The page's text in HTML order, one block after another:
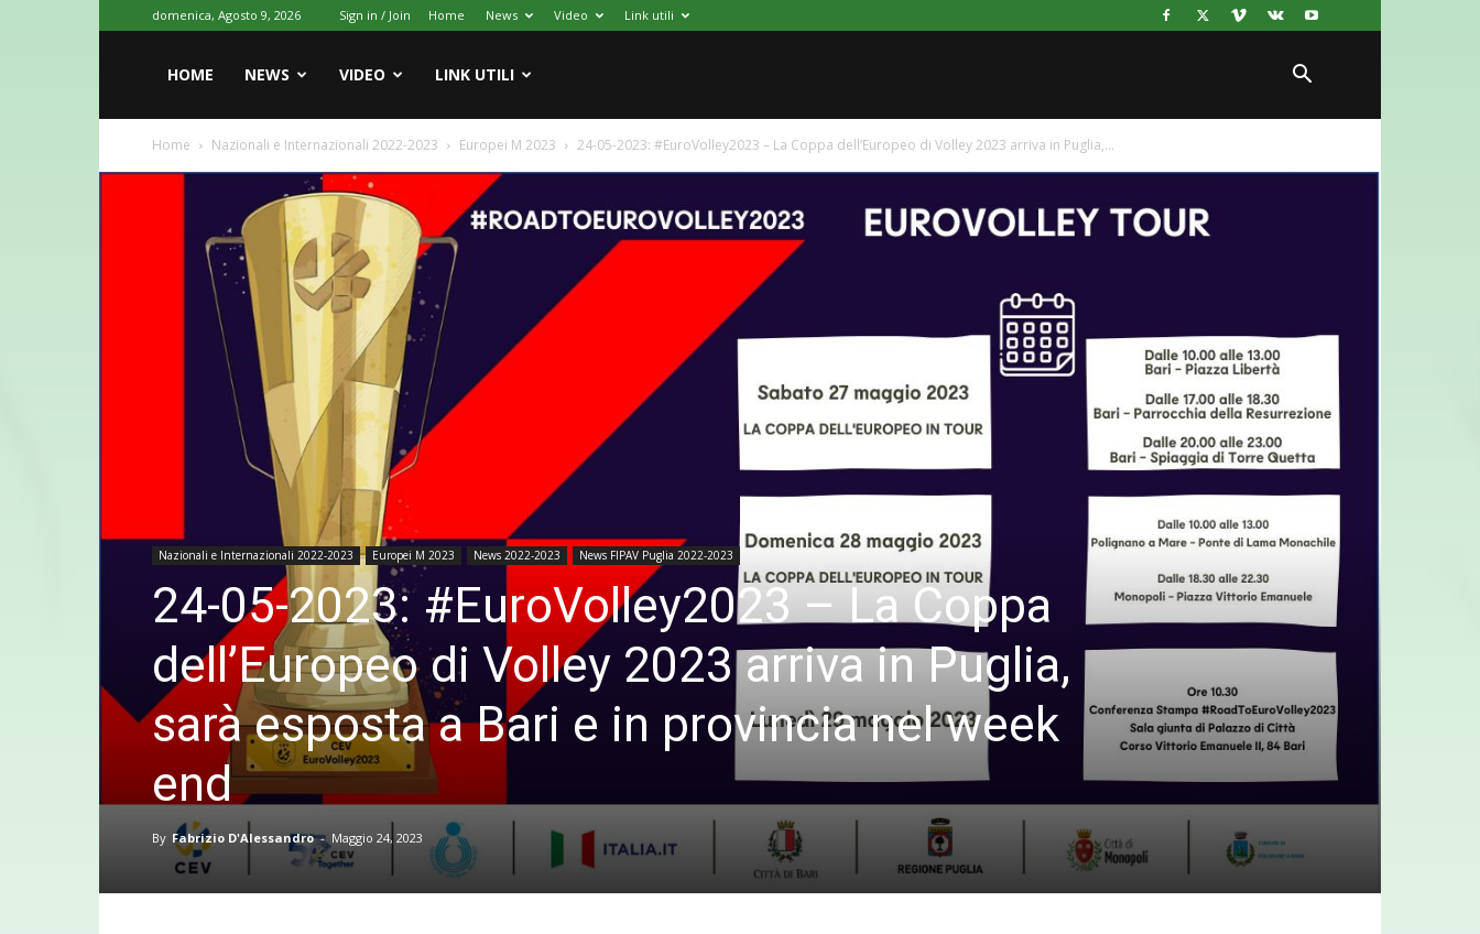
domenica, Agosto 9, 2026 Sign in / Join Home News Video Link utili
HOME NEWS VIDEO LINK UTILI
Home Nazionali e Internazionali 2022-2023 Europei M 2023 24-05-2023: #EuroVolley2023 – La Coppa dell’Europeo di Volley 2023 arriva in Puglia,...
Nazionali e Internazionali 2022-2023 Europei M 2023 News 2022-2023 News FIPAV Puglia 2022-2023
24-05-2023: #EuroVolley2023 – La Coppa
dell’Europeo di Volley 2023 arriva in Puglia,
sarà esposta a Bari e in provincia nel week
end
By Fabrizio D'Alessandro - Maggio 24, 2023